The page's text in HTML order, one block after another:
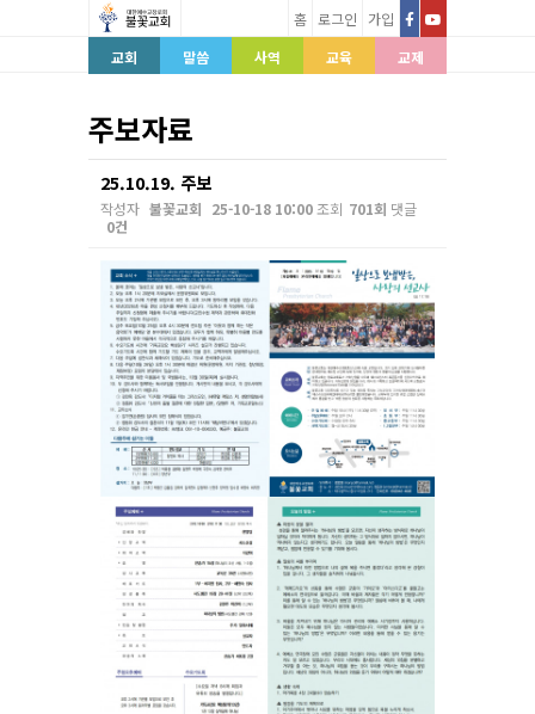
홈 로그인
가입
교회
말씀 사역 교육 교제
주보자료
25.10.19. 주보
작성자 불꽃교회 25-10-18 10:00조회 701회 댓글
0건